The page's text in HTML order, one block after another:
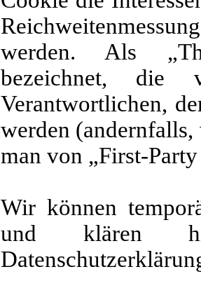
werden. Als
bezeichnet, die
Verantwortlichen,
werden (andernfalls,
man von „First-
Wir können
und klären